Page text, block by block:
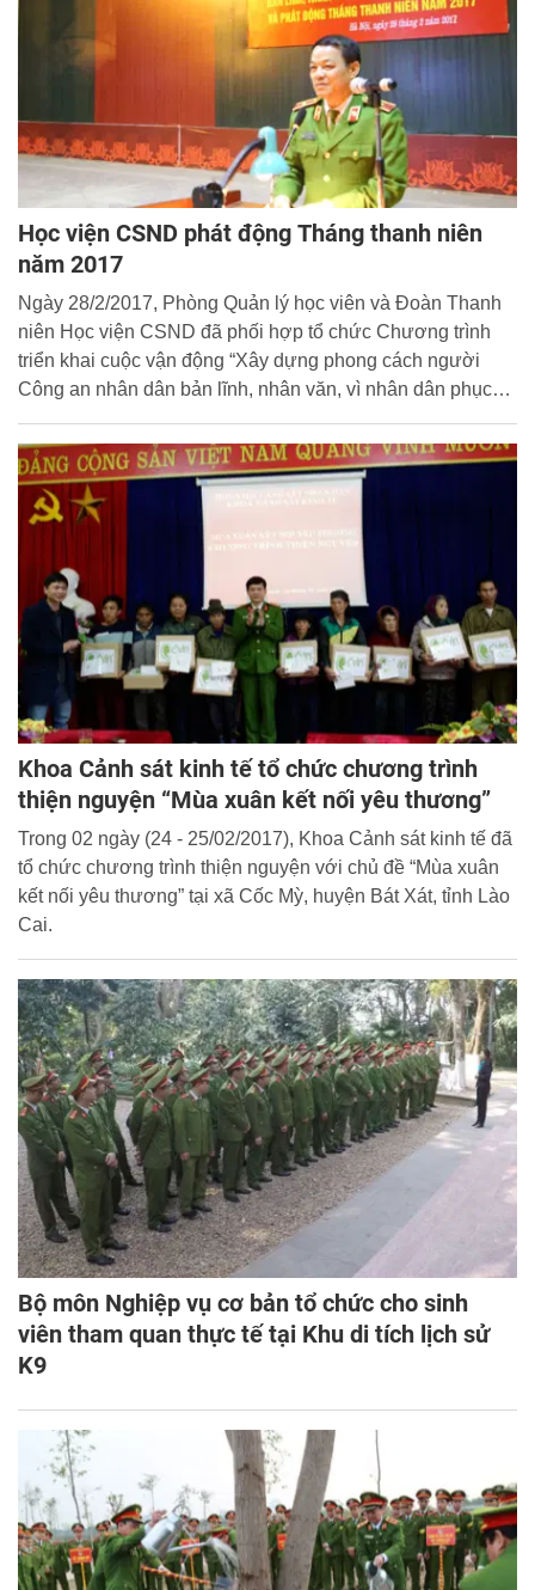
Học viện CSND phát động Tháng thanh niên
năm 2017
Ngày 28/2/2017, Phòng Quản lý học viên và Đoàn Thanh
niên Học viện CSND đã phối hợp tổ chức Chương trình
triển khai cuộc vận động “Xây dựng phong cách người
Công an nhân dân bản lĩnh, nhân văn, vì nhân dân phục
viên thanh niên khối sinh viên. Đây là một trong nhiều hoạt
động của Đoàn Thanh niên Học viện CSND hướng tới kỷ
niệm 86 năm ngày thành lập Đoàn TNCS Hồ Chí Minh và
chào mừng Đại hội Đoàn Thanh niên Học viện CSND lần
Khoa Cảnh sát kinh tế tổ chức chương trình
thiện nguyện “Mùa xuân kết nối yêu thương”
Trong 02 ngày (24 - 25/02/2017), Khoa Cảnh sát kinh tế đã
tổ chức chương trình thiện nguyện với chủ đề “Mùa xuân
kết nối yêu thương” tại xã Cốc Mỳ, huyện Bát Xát, tỉnh Lào
Cai.
Bộ môn Nghiệp vụ cơ bản tổ chức cho sinh
viên tham quan thực tế tại Khu di tích lịch sử
K9